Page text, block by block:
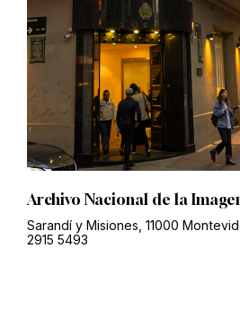
Archivo Nacional de la
Sarandí y Misiones, 11000
2915 5493